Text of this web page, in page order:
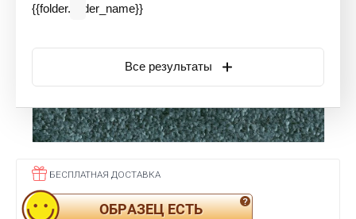
{{folder.folder_name}}
Все результаты
БЕСПЛАТНАЯ ДОСТАВКА
ОБРАЗЕЦ ЕСТЬ